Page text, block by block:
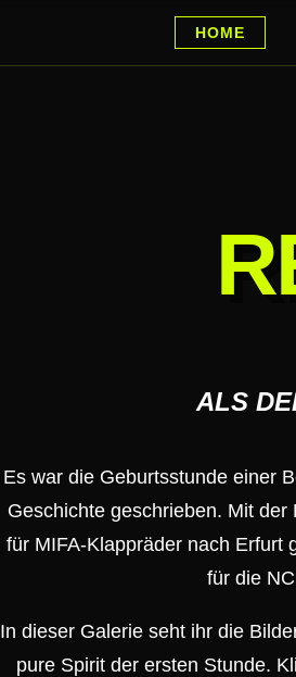
HOME
ALS
Es war die Geburtsstunde einer
Geschichte geschrieben. Mit
für MIFA-Klappräder nach Erfurt
für die
In dieser Galerie seht ihr die
pure Spirit der ersten Stunde.